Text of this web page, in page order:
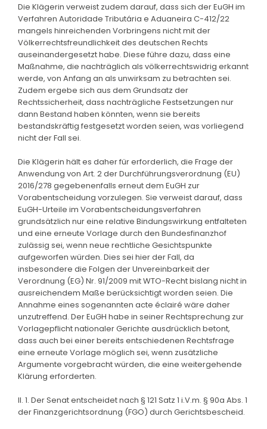
Die Klägerin verweist zudem darauf, dass sich der EuGH im
Verfahren Autoridade Tributária e Aduaneira C-412/22
mangels hinreichenden Vorbringens nicht mit der
Völkerrechtsfreundlichkeit des deutschen Rechts
auseinandergesetzt habe. Diese führe dazu, dass eine
Maßnahme, die nachträglich als völkerrechtswidrig erkannt
werde, von Anfang an als unwirksam zu betrachten sei.
Zudem ergebe sich aus dem Grundsatz der
Rechtssicherheit, dass nachträgliche Festsetzungen nur
dann Bestand haben könnten, wenn sie bereits
bestandskräftig festgesetzt worden seien, was vorliegend
nicht der Fall sei.
Die Klägerin hält es daher für erforderlich, die Frage der
Anwendung von Art. 2 der Durchführungsverordnung (EU)
2016/278 gegebenenfalls erneut dem EuGH zur
Vorabentscheidung vorzulegen. Sie verweist darauf, dass
EuGH-Urteile im Vorabentscheidungsverfahren
grundsätzlich nur eine relative Bindungswirkung entfalteten
und eine erneute Vorlage durch den Bundesfinanzhof
zulässig sei, wenn neue rechtliche Gesichtspunkte
aufgeworfen würden. Dies sei hier der Fall, da
insbesondere die Folgen der Unvereinbarkeit der
Verordnung (EG) Nr. 91/2009 mit WTO-Recht bislang nicht in
ausreichendem Maße berücksichtigt worden seien. Die
Annahme eines sogenannten acte éclairé wäre daher
unzutreffend. Der EuGH habe in seiner Rechtsprechung zur
Vorlagepflicht nationaler Gerichte ausdrücklich betont,
dass auch bei einer bereits entschiedenen Rechtsfrage
eine erneute Vorlage möglich sei, wenn zusätzliche
Argumente vorgebracht würden, die eine weitergehende
Klärung erforderten.
II. 1. Der Senat entscheidet nach § 121 Satz 1 i.V.m. § 90a Abs. 1
der Finanzgerichtsordnung (FGO) durch Gerichtsbescheid.